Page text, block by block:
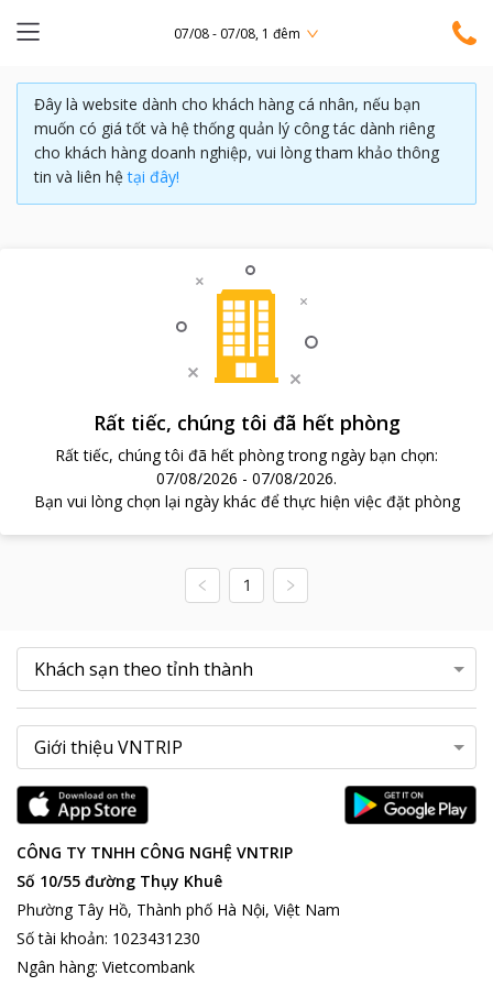
07/08 - 07/08, 1 đêm
Đây là website dành cho khách hàng cá nhân, nếu bạn
muốn có giá tốt và hệ thống quản lý công tác dành riêng
cho khách hàng doanh nghiệp, vui lòng tham khảo thông
tin và liên hệ tại đây!
Rất tiếc, chúng tôi đã hết phòng
Rất tiếc, chúng tôi đã hết phòng trong ngày bạn chọn:
07/08/2026 - 07/08/2026.
Bạn vui lòng chọn lại ngày khác để thực hiện việc đặt phòng
1
CÔNG TY TNHH CÔNG NGHỆ VNTRIP
Số 10/55 đường Thụy Khuê
Phường Tây Hồ, Thành phố Hà Nội, Việt Nam
Số tài khoản: 1023431230
Ngân hàng: Vietcombank